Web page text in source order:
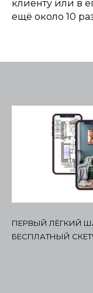
клиенту или в
ещё около 10
ПЕРВЫЙ ЛЁГКИЙ
БЕСПЛАТНЫЙ